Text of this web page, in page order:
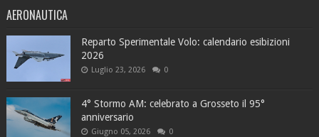
AERONAUTICA
Reparto Sperimentale Volo: calendario esibizioni
2026
Luglio 23, 2026 0
4° Stormo AM: celebrato a Grosseto il 95°
anniversario
Giugno 05, 2026 0